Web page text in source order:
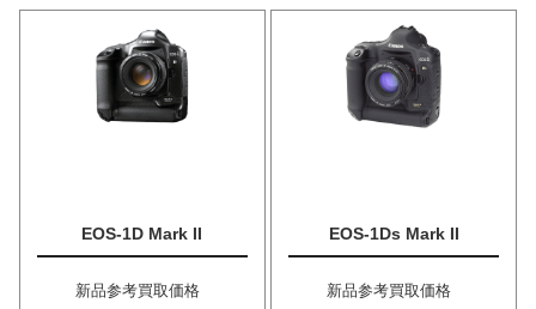
EOS-1D Mark II
新品参考買取価格
EOS-1Ds Mark II
新品参考買取価格